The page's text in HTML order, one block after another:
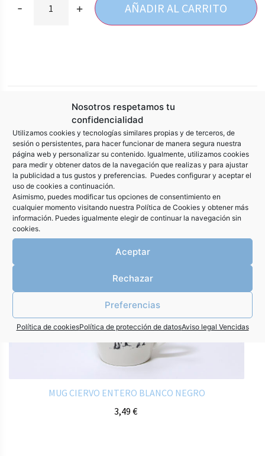
Nosotros respetamos tu
confidencialidad
Utilizamos cookies y tecnologías similares propias y de terceros, de
sesión o persistentes, para hacer funcionar de manera segura nuestra
página web y personalizar su contenido. Igualmente, utilizamos cookies
para medir y obtener datos de la navegación que realizas y para ajustar
la publicidad a tus gustos y preferencias. Puedes configurar y aceptar el
uso de cookies a continuación.
Asimismo, puedes modificar tus opciones de consentimiento en
cualquier momento visitando nuestra Política de Cookies y obtener más
información. Puedes igualmente elegir de continuar la navegación sin
cookies.
Aceptar
Rechazar
Preferencias
Política de cookiesPolítica de protección de datosAviso legal Vencidas
+
- AÑADIR AL CARRITO
8721037111638
MUGS Y TAZAS
Productos Relacionados
MUG CIERVO ENTERO BLANCO NEGRO
3,49€